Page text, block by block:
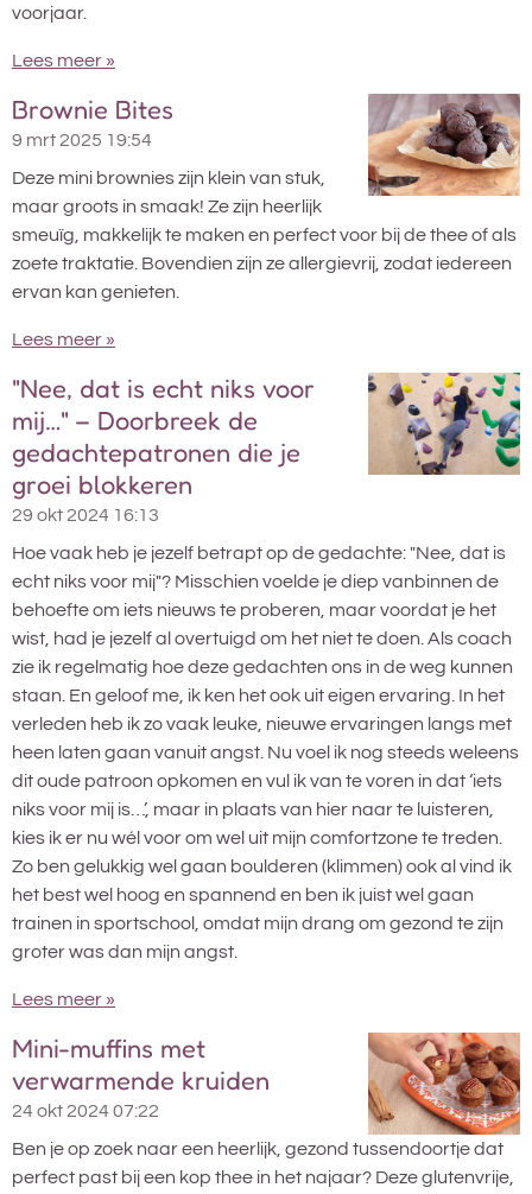
voorjaar.
Lees meer »
Brownie Bites
9 mrt 2025 19:54
Deze mini brownies zijn klein van stuk,
maar groots in smaak! Ze zijn heerlijk
smeuïg, makkelijk te maken en perfect voor bij de thee of als
zoete traktatie. Bovendien zijn ze allergievrij, zodat iedereen
ervan kan genieten.
Lees meer »
"Nee, dat is echt niks voor
mij…" – Doorbreek de
gedachtepatronen die je
groei blokkeren
29 okt 2024 16:13
Hoe vaak heb je jezelf betrapt op de gedachte: "Nee, dat is
echt niks voor mij"? Misschien voelde je diep vanbinnen de
behoefte om iets nieuws te proberen, maar voordat je het
wist, had je jezelf al overtuigd om het niet te doen. Als coach
zie ik regelmatig hoe deze gedachten ons in de weg kunnen
staan. En geloof me, ik ken het ook uit eigen ervaring. In het
verleden heb ik zo vaak leuke, nieuwe ervaringen langs met
heen laten gaan vanuit angst. Nu voel ik nog steeds weleens
dit oude patroon opkomen en vul ik van te voren in dat ‘iets
niks voor mij is…’, maar in plaats van hier naar te luisteren,
kies ik er nu wél voor om wel uit mijn comfortzone te treden.
Zo ben gelukkig wel gaan boulderen (klimmen) ook al vind ik
het best wel hoog en spannend en ben ik juist wel gaan
trainen in sportschool, omdat mijn drang om gezond te zijn
groter was dan mijn angst.
Lees meer »
Mini-muffins met
verwarmende kruiden
24 okt 202407:22
Ben je op zoek naar een heerlijk, gezond tussendoortje dat
perfect past bij een kop thee in het najaar? Deze glutenvrije,